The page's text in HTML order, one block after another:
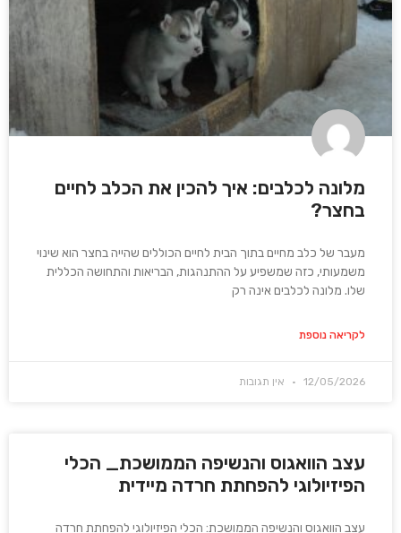
מלונה לכלבים: איך להכין את הכלב לחיים
בחצר?
מעבר של כלב מחיים בתוך הבית לחיים הכוללים שהייה בחצר הוא שינוי
משמעותי, כזה שמשפיע על ההתנהגות, הבריאות והתחושה הכללית
שלו. מלונה לכלבים אינה רק
לקריאה נוספת
12/05/2026 אין תגובות
עצב הוואגוס והנשיפה הממושכת_ הכלי
הפיזיולוגי להפחתת חרדה מיידית
עצב הוואגוס והנשיפה הממושכת: הכלי הפיזיולוגי להפחתת חרדה